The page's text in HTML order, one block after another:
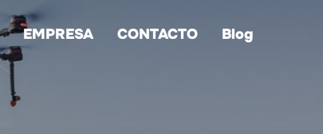
EMPRESA CONTACTO Blog